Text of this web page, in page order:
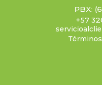
PBX:
+57